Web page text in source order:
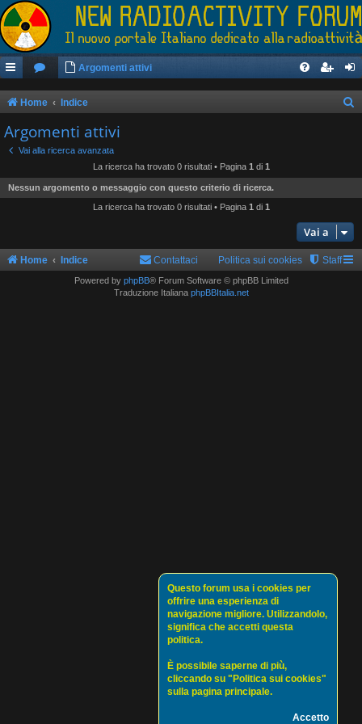
Argomenti attivi
Home Indice
Argomenti attivi
Vai alla ricerca avanzata
La ricerca ha trovato 0 risultati • Pagina 1 di 1
Nessun argomento o messaggio con questo criterio di ricerca.
La ricerca ha trovato 0 risultati • Pagina 1 di 1
Vai a
Questo forum usa i cookies per
offrire una esperienza di
navigazione migliore. Utilizzandolo,
significa che accetti questa
politica.
È possibile saperne di più,
cliccando su "Politica sui cookies"
sulla pagina principale.
Accetto
Home Indice Staff
Politica sui cookies
Contattaci
Powered by phpBB® Forum Software © phpBB Limited
Traduzione Italiana phpBBItalia.net